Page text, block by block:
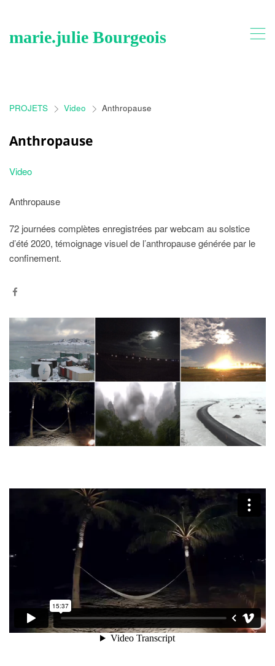
marie.julie Bourgeois ,
PROJETS > Video > Anthropause
Anthropause
Video
Anthropause
72 journées complètes enregistrées par webcam au solstice
d’été 2020, témoignage visuel de l’anthropause générée par le
confinement.